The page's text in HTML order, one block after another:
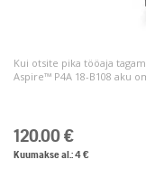
Kui otsite pika tööaja
Aspire™ P4A 18-B108 aku
120.00 €
Kuumakse al.: 4 €